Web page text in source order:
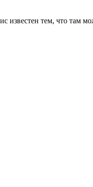
известен тем, что там